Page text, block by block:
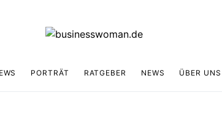
PORTRÄT RATGEBER NEWS ÜBER UNS